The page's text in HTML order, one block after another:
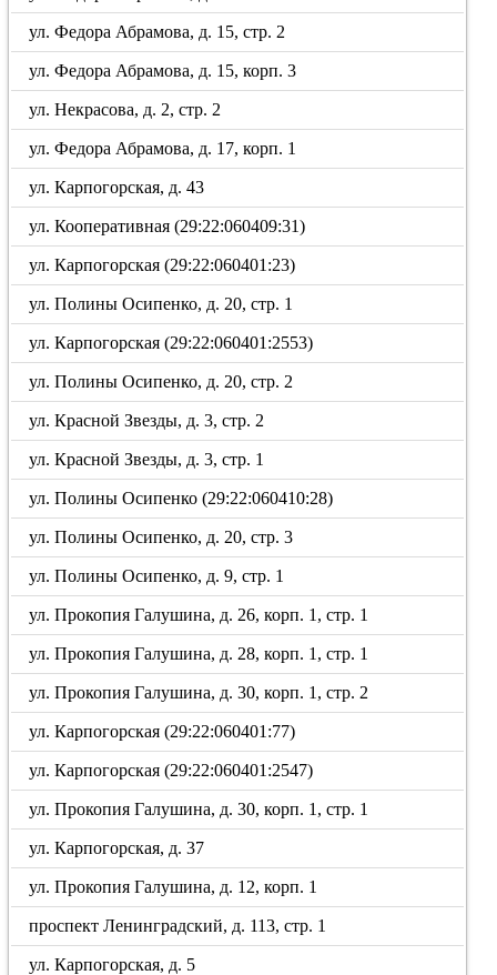
ул. Федора Абрамова, д. 15, стр. 2
ул. Федора Абрамова, д. 15, корп. 3
ул. Некрасова, д. 2, стр. 2
ул. Федора Абрамова, д. 17, корп. 1
ул. Карпогорская, д. 43
ул. Кооперативная (29:22:060409:31)
ул. Карпогорская (29:22:060401:23)
ул. Полины Осипенко, д. 20, стр. 1
ул. Карпогорская (29:22:060401:2553)
ул. Полины Осипенко, д. 20, стр. 2
ул. Красной Звезды, д. 3, стр. 2
ул. Красной Звезды, д. 3, стр. 1
ул. Полины Осипенко (29:22:060410:28)
ул. Полины Осипенко, д. 20, стр. 3
ул. Полины Осипенко, д. 9, стр. 1
ул. Прокопия Галушина, д. 26, корп. 1, стр. 1
ул. Прокопия Галушина, д. 28, корп. 1, стр. 1
ул. Прокопия Галушина, д. 30, корп. 1, стр. 2
ул. Карпогорская (29:22:060401:77)
ул. Карпогорская (29:22:060401:2547)
ул. Прокопия Галушина, д. 30, корп. 1, стр. 1
ул. Карпогорская, д. 37
ул. Прокопия Галушина, д. 12, корп. 1
проспект Ленинградский, д. 113, стр. 1
ул. Карпогорская, д. 5